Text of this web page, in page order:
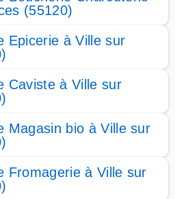
(55120)
Epicerie à Ville sur
Caviste à Ville sur
Magasin bio à Ville sur
Fromagerie à Ville sur